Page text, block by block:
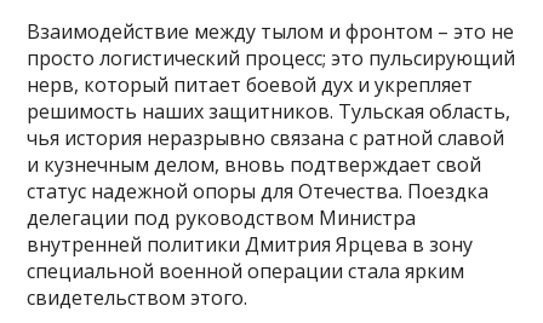
Взаимодействие между тылом и фронтом – это не
просто логистический процесс; это пульсирующий
нерв, который питает боевой дух и укрепляет
решимость наших защитников. Тульская область,
чья история неразрывно связана с ратной славой
и кузнечным делом, вновь подтверждает свой
статус надежной опоры для Отечества. Поездка
делегации под руководством Министра
внутренней политики Дмитрия Ярцева в зону
специальной военной операции стала ярким
свидетельством этого.